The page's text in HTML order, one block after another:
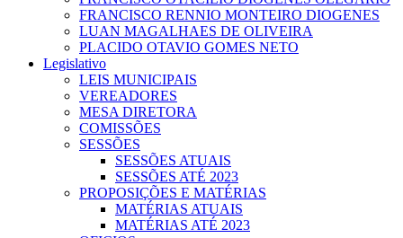
FRANCISCO RENNIO MONTEIRO DIOGENES
LUAN MAGALHAES DE OLIVEIRA
PLACIDO OTAVIO GOMES NETO
Legislativo
LEIS MUNICIPAIS
VEREADORES
MESA DIRETORA
COMISSÕES
SESSÕES
SESSÕES ATUAIS
SESSÕES ATÉ 2023
PROPOSIÇÕES E MATÉRIAS
MATÉRIAS ATUAIS
MATÉRIAS ATÉ 2023